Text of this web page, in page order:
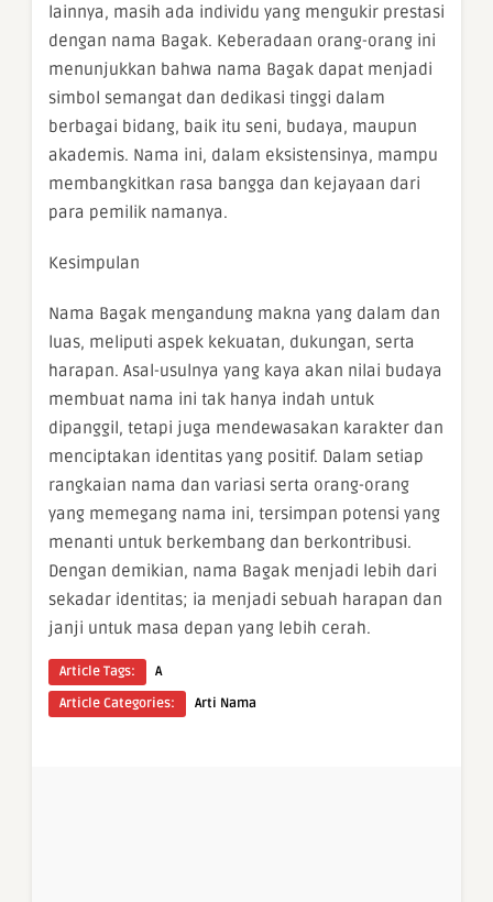
lainnya, masih ada individu yang mengukir prestasi
dengan nama Bagak. Keberadaan orang-orang ini
menunjukkan bahwa nama Bagak dapat menjadi
simbol semangat dan dedikasi tinggi dalam
berbagai bidang, baik itu seni, budaya, maupun
akademis. Nama ini, dalam eksistensinya, mampu
membangkitkan rasa bangga dan kejayaan dari
para pemilik namanya.
Kesimpulan
Nama Bagak mengandung makna yang dalam dan
luas, meliputi aspek kekuatan, dukungan, serta
harapan. Asal-usulnya yang kaya akan nilai budaya
membuat nama ini tak hanya indah untuk
dipanggil, tetapi juga mendewasakan karakter dan
menciptakan identitas yang positif. Dalam setiap
rangkaian nama dan variasi serta orang-orang
yang memegang nama ini, tersimpan potensi yang
menanti untuk berkembang dan berkontribusi.
Dengan demikian, nama Bagak menjadi lebih dari
sekadar identitas; ia menjadi sebuah harapan dan
janji untuk masa depan yang lebih cerah.
Article Tags:
A
Article Categories:
Arti Nama